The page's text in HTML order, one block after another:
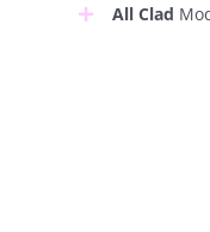
All Clad